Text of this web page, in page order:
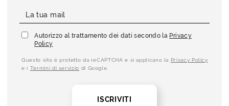
Autorizzo al trattamento dei dati secondo la Privacy
Policy
Questo sito è protetto da reCAPTCHA e si applicano la Privacy Policy
e i Termini di servizio di Google.
ISCRIVITI